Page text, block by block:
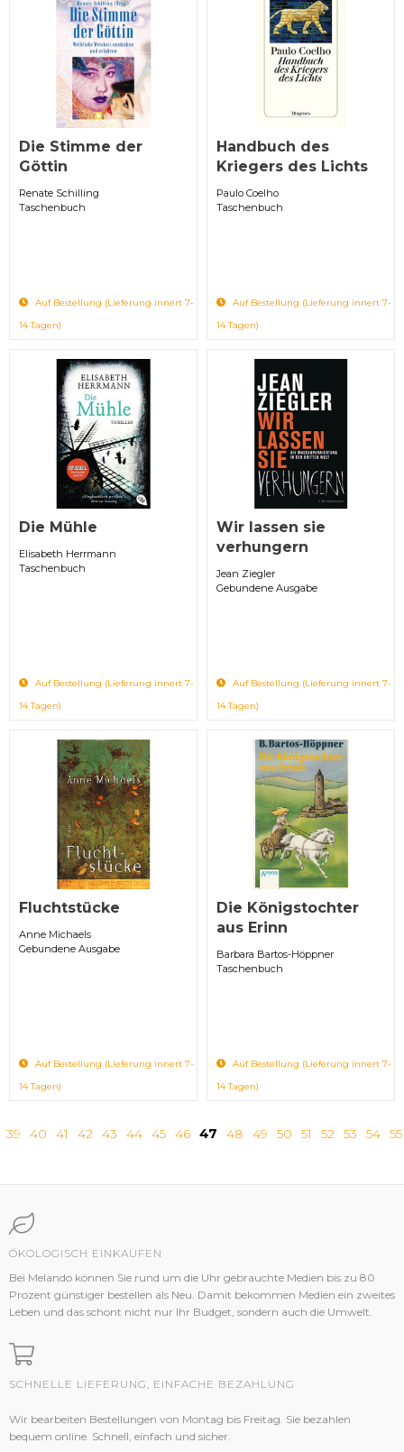
Die Stimme der
Göttin
Renate Schilling
Taschenbuch
Auf Bestellung (Lieferung innert 7-
14 Tagen)
Handbuch des
Kriegers des Lichts
Paulo Coelho
Taschenbuch
Auf Bestellung (Lieferung innert 7-
14 Tagen)
Die Mühle
Elisabeth Herrmann
Taschenbuch
Auf Bestellung (Lieferung innert 7-
14 Tagen)
Wir lassen sie
verhungern
Jean Ziegler
Gebundene Ausgabe
Auf Bestellung (Lieferung innert 7-
14 Tagen)
Fluchtstücke
Anne Michaels
Gebundene Ausgabe
Auf Bestellung (Lieferung innert 7-
14 Tagen)
Die Königstochter
aus Erinn
Barbara Bartos-Höppner
Taschenbuch
Auf Bestellung (Lieferung innert 7-
14 Tagen)
39 40 41 42 43 44 45 46 47 48 49 50 51 52 53 54 55
ÖKOLOGISCH EINKAUFEN
Bei Melando können Sie rund um die Uhr gebrauchte Medien bis zu 80
Prozent günstiger bestellen als Neu. Damit bekommen Medien ein zweites
Leben und das schont nicht nur Ihr Budget, sondern auch die Umwelt.
SCHNELLE LIEFERUNG, EINFACHE BEZAHLUNG
Wir bearbeiten Bestellungen von Montag bis Freitag. Sie bezahlen
bequem online. Schnell, einfach und sicher.